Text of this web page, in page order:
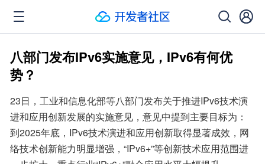
八部门发布IPv6实施意见，IPv6有何优
势？
23日，工业和信息化部等八部门发布关于推进IPv6技术演
进和应用创新发展的实施意见，意见中提到主要目标为：
到2025年底，IPv6技术演进和应用创新取得显著成效，网
络技术创新能力明显增强，“IPv6+”等创新技术应用范围进